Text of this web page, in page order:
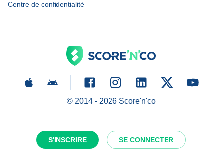
S'INSCRIRE SE CONNECTER
Centre de confidentialité
© 2014 - 2026Score'n'co